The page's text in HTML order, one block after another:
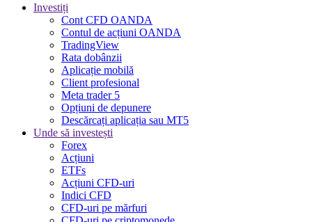
Investiți
Cont CFD OANDA
Contul de acțiuni OANDA
TradingView
Rata dobânzii
Aplicație mobilă
Client profesional
Meta trader 5
Opțiuni de depunere
Descărcați aplicația sau MT5
Unde să investești
Forex
Acțiuni
ETFs
Acțiuni CFD-uri
Indici CFD
CFD-uri pe mărfuri